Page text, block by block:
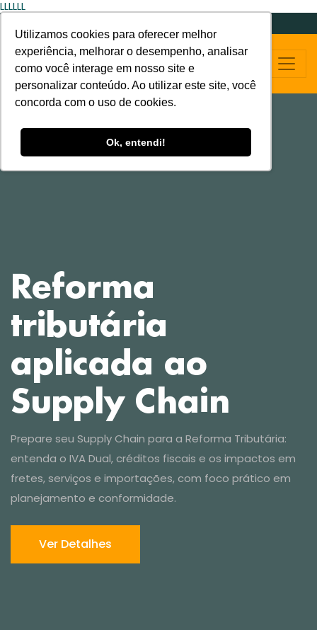
Utilizamos cookies para oferecer melhor
experiência, melhorar o desempenho, analisar
como você interage em nosso site e
personalizar conteúdo. Ao utilizar este site, você
concorda com o uso de cookies.
Ok, entendi!
LLLLLL